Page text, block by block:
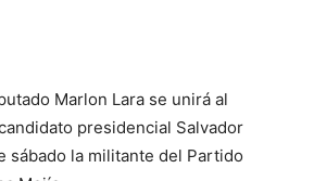
Marlon Lara se unirá al
presidencial Salvador
sábado la militante del Partido